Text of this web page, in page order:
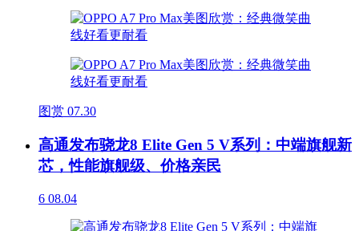
图赏 07.30
高通发布骁龙8 Elite Gen 5 V系列：中端旗舰新
芯，性能旗舰级、价格亲民
6 08.04